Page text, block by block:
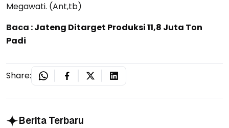
Megawati. (Ant,tb)
Baca :Jateng Ditarget Produksi 11,8 Juta Ton
Padi
Share:
Berita Terbaru